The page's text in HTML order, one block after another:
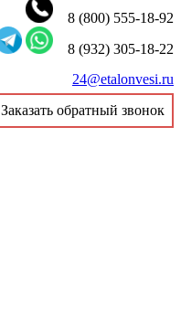
8 (800) 555-18-92
8 (932) 305-18-22
24@etalonvesi.ru
Заказать обратный звонок